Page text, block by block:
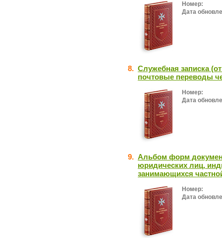
Номер:
Дата
8. Служебная записка
почтовые переводы
Номер:
Дата
9. Альбом форм
юридических лиц,
занимающихся
Номер:
Дата